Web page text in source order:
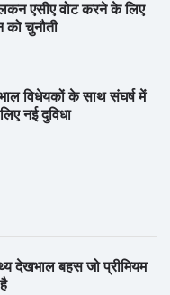
एसीए वोट करने के लिए
को चुनौती
विधेयकों के साथ संघर्ष में
नई दुविधा
देखभाल बहस जो प्रीमियम